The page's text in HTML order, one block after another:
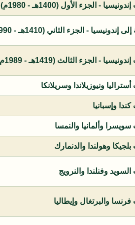
- الجزء الأول (1400هـ - 1980م)
إندونيسيا - الجزء الثاني (1410هـ - 1990م)
- الجزء الثالث (1419هـ - 1989م)
ونيوزيلاندا وسريلانكا
وإسبانيا
وألمانيا والنمسا
وهولندا والدنمارك
وفنلندا والنرويج
والبرتغال وإيطاليا